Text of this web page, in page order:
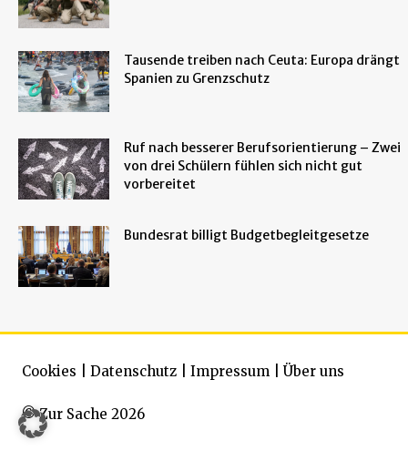
Tausende treiben nach Ceuta: Europa drängt
Spanien zu Grenzschutz
Ruf nach besserer Berufsorientierung – Zwei
von drei Schülern fühlen sich nicht gut
vorbereitet
Bundesrat billigt Budgetbegleitgesetze
© Zur Sache 2026
Cookies Datenschutz Impressum Über uns